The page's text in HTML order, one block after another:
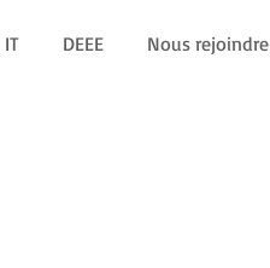
DEEE Nous rejoindre